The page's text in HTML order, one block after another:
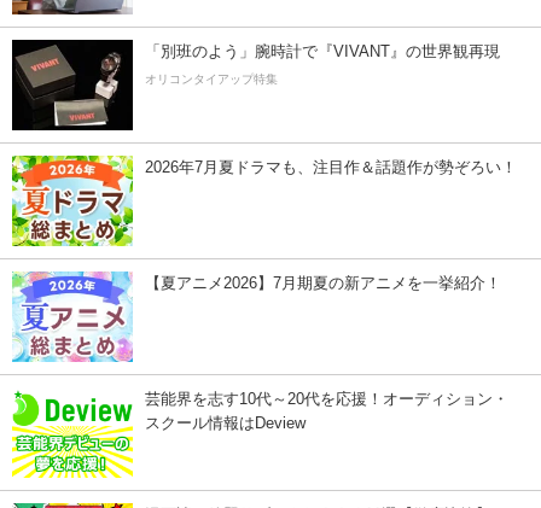
「別班のよう」腕時計で『VIVANT』の世界観再現
オリコンタイアップ特集
2026年7月夏ドラマも、注目作＆話題作が勢ぞろい！
【夏アニメ2026】7月期夏の新アニメを一挙紹介！
芸能界を志す10代～20代を応援！オーディション・
スクール情報はDeview